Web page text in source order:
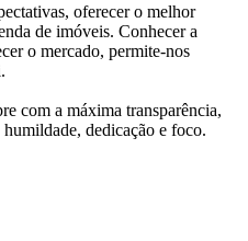
oferecer o melhor
de imóveis. Conhecer a
o mercado, permite-nos
com a máxima transparência,
dedicação e foco.